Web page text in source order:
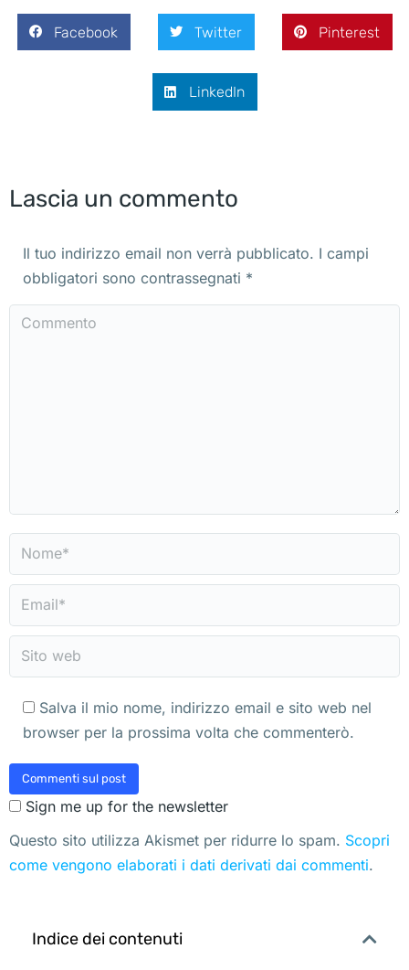
Facebook Twitter Pinterest
LinkedIn
Lascia un commento
Il tuo indirizzo email non verrà pubblicato. I campi
obbligatori sono contrassegnati *
Commento
Nome *
Email *
Sito web
Salva il mio nome, indirizzo email e sito web nel
browser per la prossima volta che commenterò.
Commenti sul post
Sign me up for the newsletter
Questo sito utilizza Akismet per ridurre lo spam. Scopri
come vengono elaborati i dati derivati dai commenti.
Indice dei contenuti